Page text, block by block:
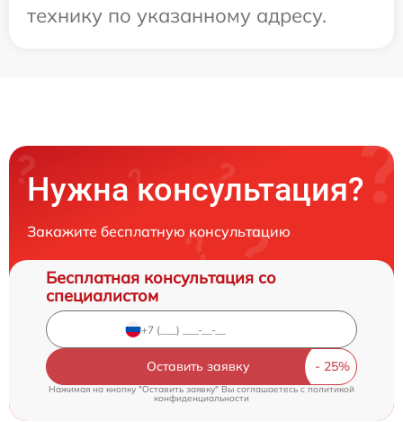
технику по указанному адресу.
Нужна консультация?
Закажите бесплатную консультацию
Бесплатная консультация со
специалистом
Оставить заявку
Нажимая на кнопку "Оставить заявку" Вы соглашаетесь c политикой
конфиденциальности